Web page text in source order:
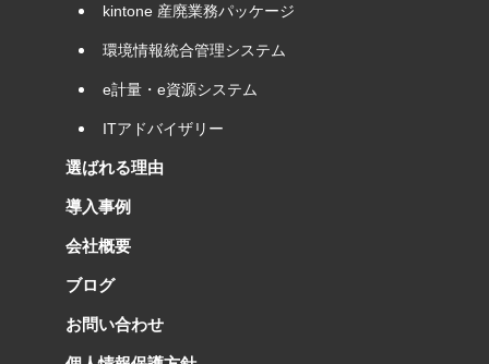
kintone 産廃業務パッケージ
環境情報統合管理システム
e計量・e資源システム
ITアドバイザリー
選ばれる理由
導入事例
会社概要
ブログ
お問い合わせ